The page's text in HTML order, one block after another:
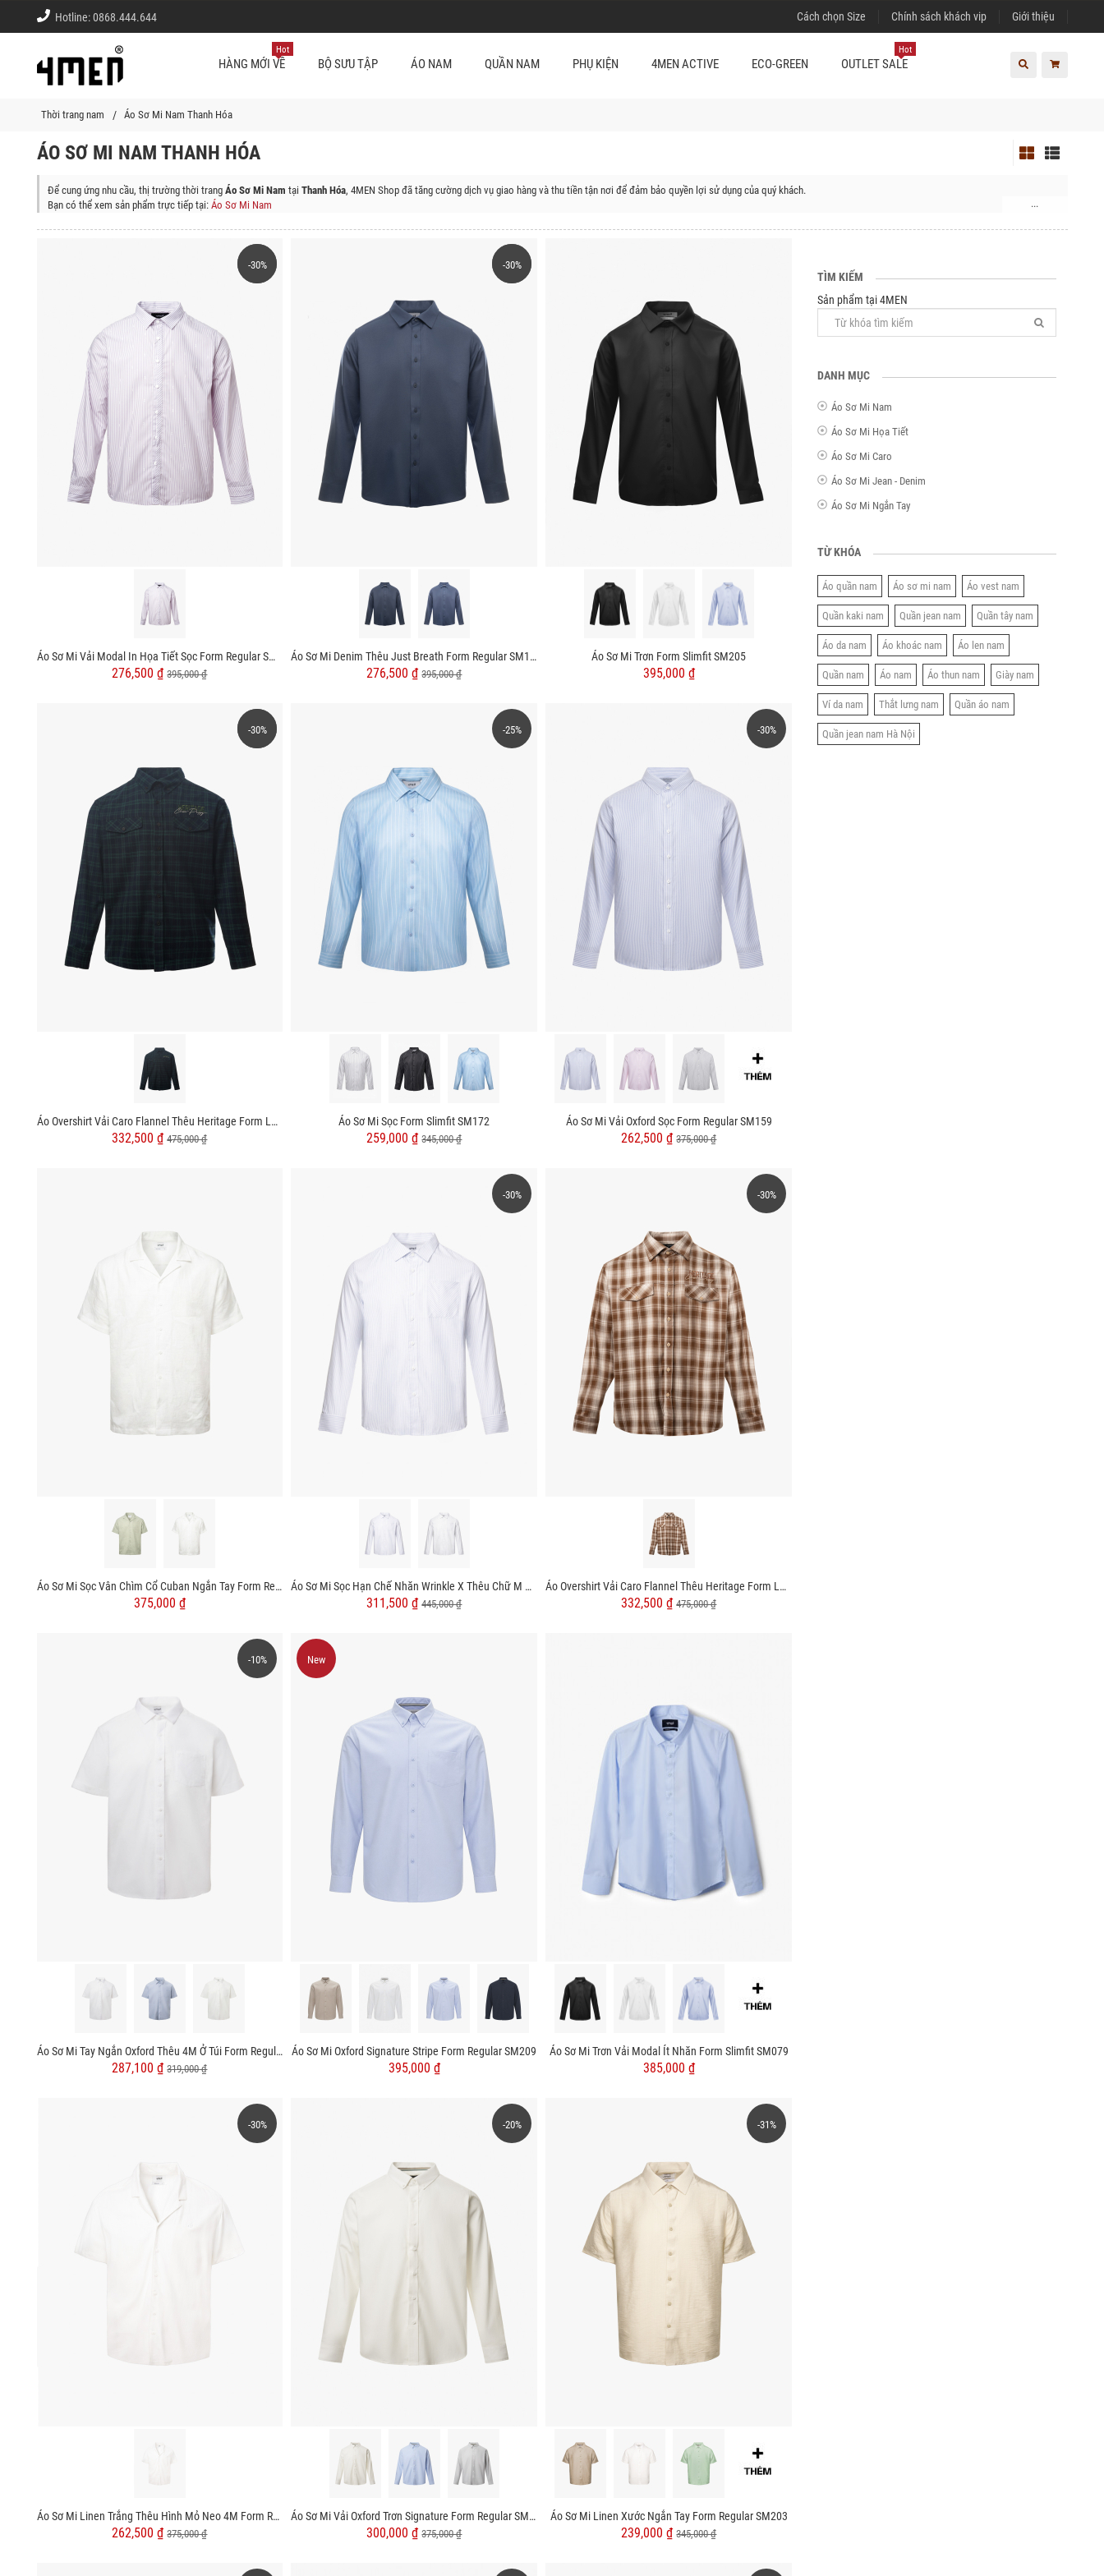
Hotline:0868.444.644 Cách chọn Size Chính sách khách vip Giới thiệu
HÀNG MỚI VỀ
Hot
BỘ SƯU TẬP ÁO NAM QUẦN NAM PHỤ KIỆN 4MEN ACTIVE ECO-GREEN OUTLET SALE
Hot
Thời trang nam Áo Sơ Mi Nam Thanh Hóa
ÁO SƠ MI NAM THANH HÓA
Để cung ứng nhu cầu, thị trường thời trang Áo Sơ Mi Nam tại Thanh Hóa, 4MEN Shop đã tăng cường dịch vụ giao hàng và thu tiền tận nơi để đảm bảo quyền lợi sử dụng của quý khách.
Bạn có thể xem sản phẩm trực tiếp tại: Áo Sơ Mi Nam
Huyện Như Thanh, Huyện Vĩnh Lộc, Huyện Hà Trung, Huyện Nga Sơn, Huyện Yên Định, Huyện Thọ Xuân, Huyện Hậu Lộc, Huyện Thiệu Hoá, Huyện Hoằng Hóa, Huyện Đông Sơn, Huyện Triệu Sơn, Huyện Quảng Xương, Huyện Nông Cống, Huyện Tĩnh
...
-30%
-30%
Áo Sơ Mi Vải Modal In Họa Tiết Sọc Form Regular SM169
276,500 ₫395,000 ₫
-30%
-30%
Áo Sơ Mi Denim Thêu Just Breath Form Regular SM196
276,500 ₫395,000 ₫
Áo Sơ Mi Trơn Form Slimfit SM205
395,000 ₫
-30%
-30%
Áo Overshirt Vải Caro Flannel Thêu Heritage Form Loose SM166
332,500 ₫475,000 ₫
-25%
Áo Sơ Mi Sọc Form Slimfit SM172
259,000 ₫345,000 ₫
-30%
Áo Sơ Mi Vải Oxford Sọc Form Regular SM159
262,500 ₫375,000 ₫
Áo Sơ Mi Sọc Vân Chìm Cổ Cuban Ngắn Tay Form Relaxed SM206
375,000 ₫
-30%
Áo Sơ Mi Sọc Hạn Chế Nhăn Wrinkle X Thêu Chữ M Form Tailored SM177
311,500 ₫445,000 ₫
-30%
Áo Overshirt Vải Caro Flannel Thêu Heritage Form Loose SM167
332,500 ₫475,000 ₫
-10%
Áo Sơ Mi Tay Ngắn Oxford Thêu 4M Ở Túi Form Regular SM191
287,100 ₫319,000 ₫
New
Áo Sơ Mi Oxford Signature Stripe Form Regular SM209
395,000 ₫
Áo Sơ Mi Trơn Vải Modal Ít Nhăn Form Slimfit SM079
385,000 ₫
-30%
Áo Sơ Mi Linen Trắng Thêu Hình Mỏ Neo 4M Form Regular SM184 Màu Trắng
262,500 ₫375,000 ₫
-20%
Áo Sơ Mi Vải Oxford Trơn Signature Form Regular SM157
300,000 ₫375,000 ₫
-31%
Áo Sơ Mi Linen Xước Ngắn Tay Form Regular SM203
239,000 ₫345,000 ₫
TÌM KIẾM
Sản phẩm tại 4MEN
DANH MỤC
Áo Sơ Mi Nam
Áo Sơ Mi Họa Tiết
Áo Sơ Mi Caro
Áo Sơ Mi Jean - Denim
Áo Sơ Mi Ngắn Tay
TỪ KHÓA
Áo quần nam Áo sơ mi nam Áo vest nam
Quần kaki nam Quần jean nam Quần tây nam
Áo da nam Áo khoác nam Áo len nam
Quần nam Áo nam Áo thun nam Giày nam
Ví da nam Thắt lưng nam Quần áo nam
Quần jean nam Hà Nội